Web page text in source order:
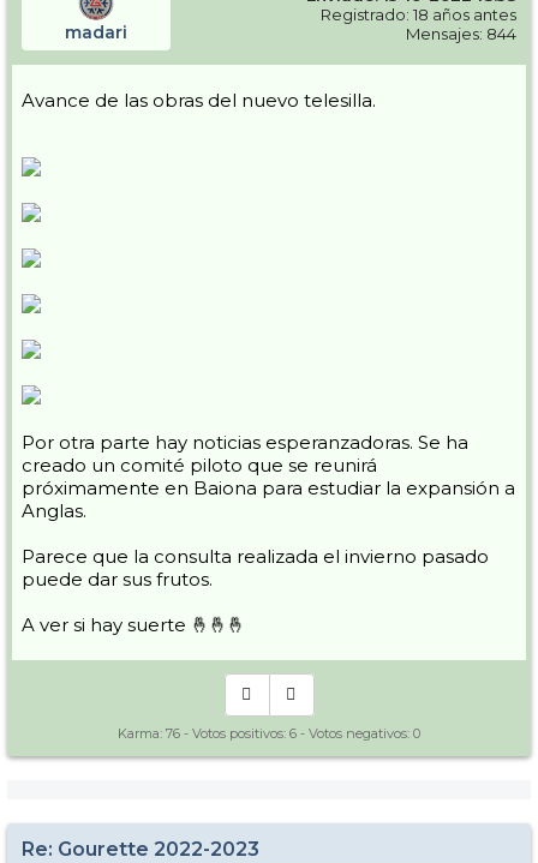
madari
Registrado: 18 años antes
Mensajes: 844
Avance de las obras del nuevo telesilla.
Por otra parte hay noticias esperanzadoras. Se ha
creado un comité piloto que se reunirá
próximamente en Baiona para estudiar la expansión a
Anglas.
Parece que la consulta realizada el invierno pasado
puede dar sus frutos.
A ver si hay suerte 🤞🤞🤞
Karma: 76 - Votos positivos: 6 - Votos negativos: 0
Re: Gourette 2022-2023